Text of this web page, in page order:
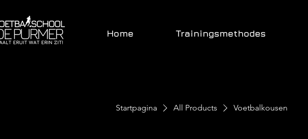
Home Trainingsmethodes
Startpagina All Products Voetbalkousen